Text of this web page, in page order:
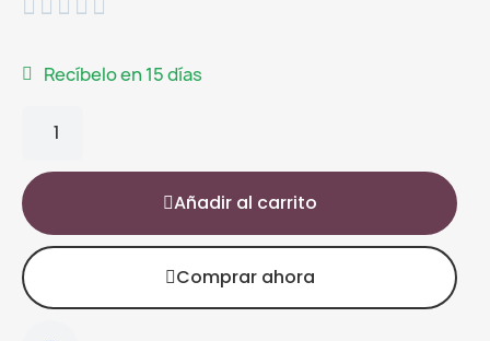
    
Recíbelo en 15 días
Añadir al carrito
Comprar ahora